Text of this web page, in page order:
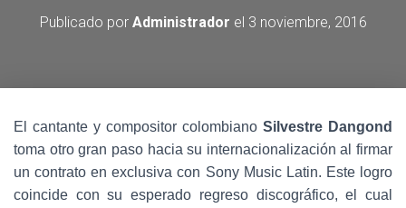
Publicado por Administrador el 3 noviembre, 2016
El cantante y compositor colombiano Silvestre Dangond
toma otro gran paso hacia su internacionalización al firmar
un contrato en exclusiva con Sony Music Latin. Este logro
coincide con su esperado regreso discográfico, el cual